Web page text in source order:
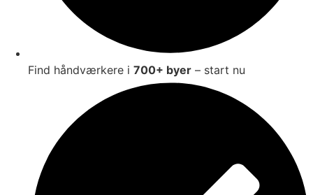
Find håndværkere i 700+ byer – start nu